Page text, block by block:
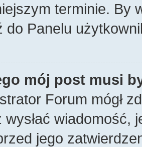
terminie. By
do Panelu
mój post musi
Forum mógł
wysłać wiadomość,
jego